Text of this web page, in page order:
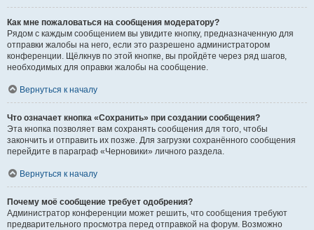
Как мне пожаловаться на сообщения модератору?
Рядом с каждым сообщением вы увидите кнопку, предназначенную для
отправки жалобы на него, если это разрешено администратором
конференции. Щёлкнув по этой кнопке, вы пройдёте через ряд шагов,
необходимых для оправки жалобы на сообщение.
Вернуться к началу
Что означает кнопка «Сохранить» при создании сообщения?
Эта кнопка позволяет вам сохранять сообщения для того, чтобы
закончить и отправить их позже. Для загрузки сохранённого сообщения
перейдите в параграф «Черновики» личного раздела.
Вернуться к началу
Почему моё сообщение требует одобрения?
Администратор конференции может решить, что сообщения требуют
предварительного просмотра перед отправкой на форум. Возможно